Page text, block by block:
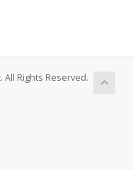
All Rights Reserved.